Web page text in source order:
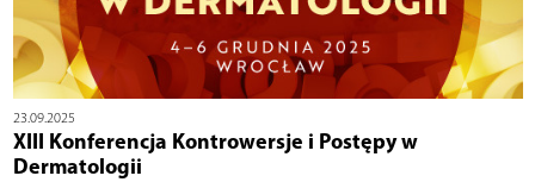
23.09.2025
XIII Konferencja Kontrowersje i Postępy w
Dermatologii